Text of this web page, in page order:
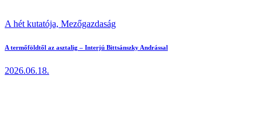
A hét kutatója, Mezőgazdaság
A termőföldtől az asztalig – Interjú Bittsánszky Andrással
2026.06.18.